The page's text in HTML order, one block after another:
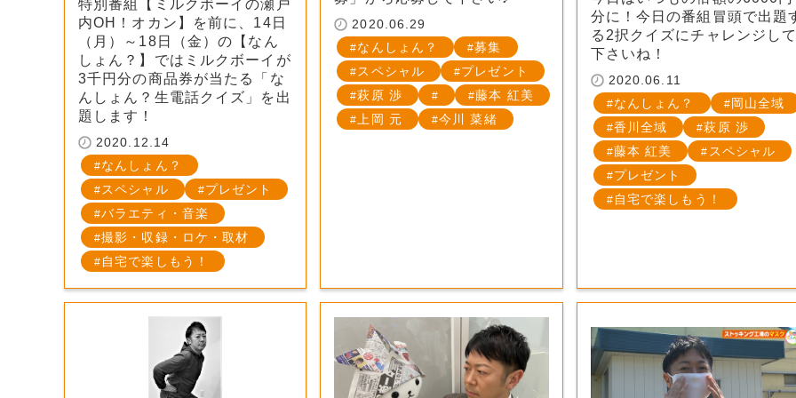
特別番組【ミルクボーイの瀬戸
内OH！オカン】を前に、14日
（月）～18日（金）の【なん
しょん？】ではミルクボーイが
3千円分の商品券が当たる「な
んしょん？生電話クイズ」を出
題します！
2020.12.14
なんしょん？
スペシャル
プレゼント
バラエティ・音楽
撮影・収録・ロケ・取材
自宅で楽しもう！
2020.06.29
なんしょん？
募集
スペシャル
プレゼント
萩原 渉
藤本 紅美
上岡 元
今川 菜緒
分に！今日の番組冒頭で出題
る2択クイズにチャレンジし
下さいね！
2020.06.11
なんしょん？
岡山全域
香川全域
萩原 渉
藤本 紅美
スペシャル
プレゼント
自宅で楽しもう！